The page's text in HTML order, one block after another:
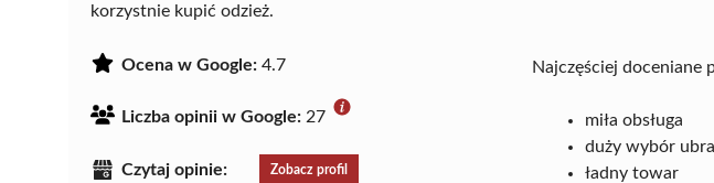
korzystnie kupić odzież.
Ocena w Google: 4.7
Liczba opinii w Google: 27
Czytaj opinie: Zobacz profil
Najczęściej doceniane
miła obsługa
duży wybór
ładny towar